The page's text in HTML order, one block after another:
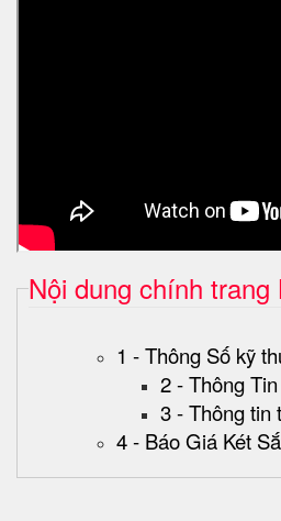
Nội dung chính trang
1 - Thông Số kỹ
2 - Thông
3 - Thông tin
4 - Báo Giá Két